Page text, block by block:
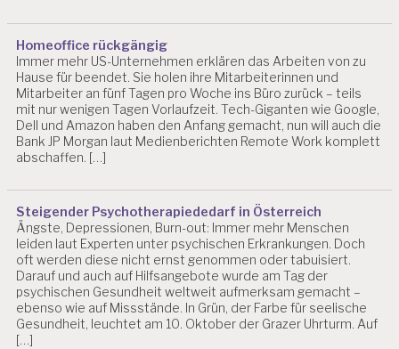
Homeoffice rückgängig
Immer mehr US-Unternehmen erklären das Arbeiten von zu
Hause für beendet. Sie holen ihre Mitarbeiterinnen und
Mitarbeiter an fünf Tagen pro Woche ins Büro zurück – teils
mit nur wenigen Tagen Vorlaufzeit. Tech-Giganten wie Google,
Dell und Amazon haben den Anfang gemacht, nun will auch die
Bank JP Morgan laut Medienberichten Remote Work komplett
abschaffen. […]
Steigender Psychotherapiededarf in Österreich
Ängste, Depressionen, Burn-out: Immer mehr Menschen
leiden laut Experten unter psychischen Erkrankungen. Doch
oft werden diese nicht ernst genommen oder tabuisiert.
Darauf und auch auf Hilfsangebote wurde am Tag der
psychischen Gesundheit weltweit aufmerksam gemacht –
ebenso wie auf Missstände. In Grün, der Farbe für seelische
Gesundheit, leuchtet am 10. Oktober der Grazer Uhrturm. Auf
[…]